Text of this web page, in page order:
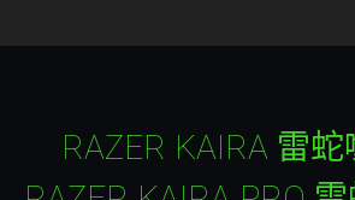
RAZER KAIRA 雷